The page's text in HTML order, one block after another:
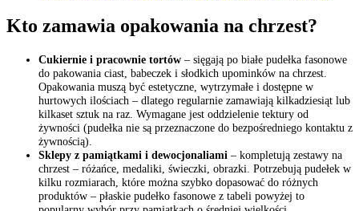
Kto zamawia opakowania na chrzest?
Cukiernie i pracownie tortów – sięgają po białe pudełka fasonowe
do pakowania ciast, babeczek i słodkich upominków na chrzest.
Opakowania muszą być estetyczne, wytrzymałe i dostępne w
hurtowych ilościach – dlatego regularnie zamawiają kilkadziesiąt lub
kilkaset sztuk na raz. Wymagane jest oddzielenie tektury od
żywności (pudełka nie są przeznaczone do bezpośredniego kontaktu z
żywnością).
Sklepy z pamiątkami i dewocjonaliami – kompletują zestawy na
chrzest – różańce, medaliki, świeczki, obrazki. Potrzebują pudełek w
kilku rozmiarach, które można szybko dopasować do różnych
produktów – płaskie pudełko fasonowe z tabeli powyżej to